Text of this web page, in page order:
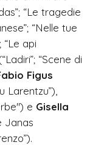
“Le tragedie
“Nelle tue
“Le api
“Scene di
Figus
Larentzu”),
e Gisella
Janas